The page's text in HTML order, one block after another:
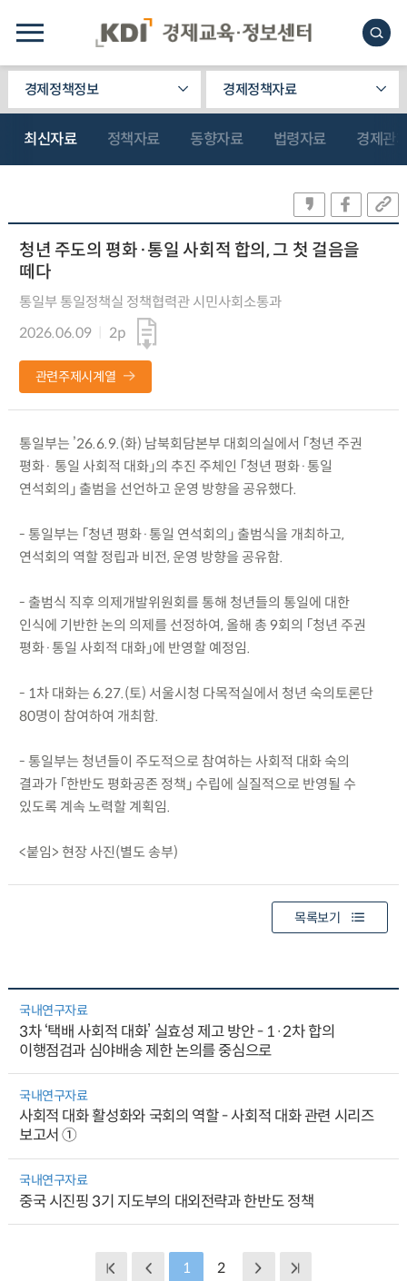
경제정책정보 경제정책자료
최신자료 정책자료 동향자료 법령자료 경제관
청년 주도의 평화·통일 사회적 합의, 그 첫 걸음을
떼다
통일부 통일정책실 정책협력관 시민사회소통과
2026.06.09
2p
관련주제시계열
통일부는 ’26.6.9.(화) 남북회담본부 대회의실에서 「청년 주권
평화· 통일 사회적 대화」의 추진 주체인 「청년 평화·통일
연석회의」 출범을 선언하고 운영 방향을 공유했다.
- 통일부는 「청년 평화·통일 연석회의」 출범식을 개최하고,
연석회의 역할 정립과 비전, 운영 방향을 공유함.
- 출범식 직후 의제개발위원회를 통해 청년들의 통일에 대한
인식에 기반한 논의 의제를 선정하여, 올해 총 9회의 「청년 주권
평화·통일 사회적 대화」에 반영할 예정임.
- 1차 대화는 6.27.(토) 서울시청 다목적실에서 청년 숙의토론단
80명이 참여하여 개최함.
- 통일부는 청년들이 주도적으로 참여하는 사회적 대화 숙의
결과가 「한반도 평화공존 정책」 수립에 실질적으로 반영될 수
있도록 계속 노력할 계획임.
<붙임> 현장 사진(별도 송부)
목록보기
국내연구자료
3차 ‘택배 사회적 대화’ 실효성 제고 방안 - 1·2차 합의
이행점검과 심야배송 제한 논의를 중심으로
국내연구자료
사회적 대화 활성화와 국회의 역할 - 사회적 대화 관련 시리즈
보고서 ①
국내연구자료
중국 시진핑 3기 지도부의 대외전략과 한반도 정책
1 2